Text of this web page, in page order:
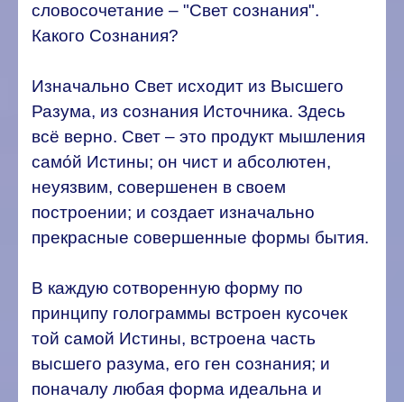
словосочетание – "Свет сознания".
Какого Сознания?
Изначально Свет исходит из Высшего
Разума, из сознания Источника. Здесь
всё верно. Свет – это продукт мышления
само́й Истины; он чист и абсолютен,
неуязвим, совершенен в своем
построении; и создает изначально
прекрасные совершенные формы бытия.
В каждую сотворенную форму по
принципу голограммы встроен кусочек
той самой Истины, встроена часть
высшего разума, его ген сознания; и
поначалу любая форма идеальна и